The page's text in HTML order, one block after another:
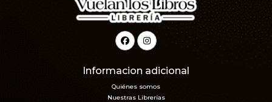
Informacion adicional
Quiénes somos
Nuestras Librerías